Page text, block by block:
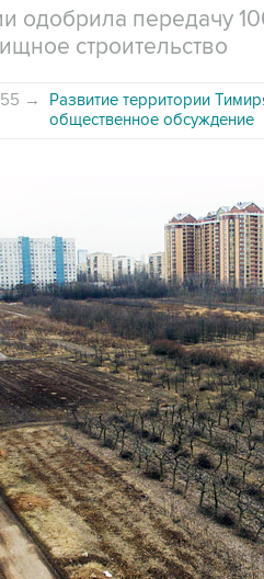
одобрила передачу
строительство
→
Развитие территории
общественное обсуждение